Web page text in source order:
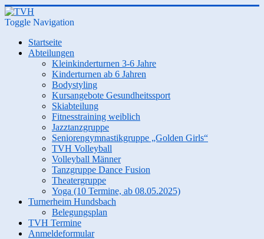
Toggle Navigation
Startseite
Abteilungen
Kleinkinderturnen 3-6 Jahre
Kinderturnen ab 6 Jahren
Bodystyling
Kursangebote Gesundheitssport
Skiabteilung
Fitnesstraining weiblich
Jazztanzgruppe
Seniorengymnastikgruppe „Golden Girls“
TVH Volleyball
Volleyball Männer
Tanzgruppe Dance Fusion
Theatergruppe
Yoga (10 Termine, ab 08.05.2025)
Turnerheim Hundsbach
Belegungsplan
TVH Termine
Anmeldeformular